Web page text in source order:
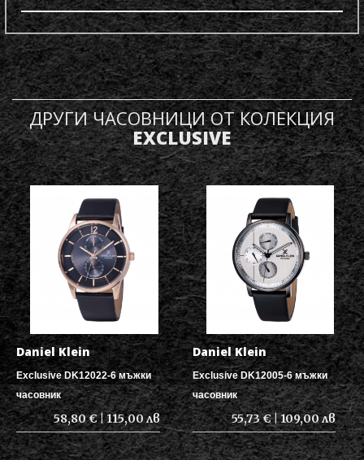
ДРУГИ ЧАСОВНИЦИ ОТ КОЛЕКЦИЯ
EXCLUSIVE
Daniel Klein
Exclusive DK12022-6 мъжки
часовник
58,80 € | 115,00 лв
Daniel Klein
Exclusive DK12005-6 мъжки
часовник
55,73 € | 109,00 лв